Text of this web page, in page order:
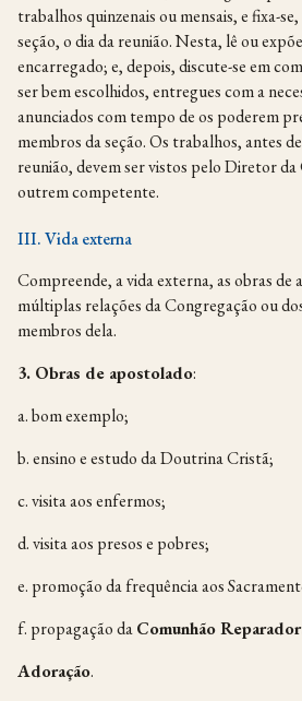
trabalhos quinzenais ou mensais, e fixa-
seção, o dia da reunião. Nesta, lê ou
encarregado; e, depois, discute-se em
ser bem escolhidos, entregues com a
anunciados com tempo de os poderem
membros da seção. Os trabalhos, antes
reunião, devem ser vistos pelo Diretor
outrem competente.
III. Vida externa
Compreende, a vida externa, as obras de
múltiplas relações da Congregação ou
membros dela.
3. Obras de apostolado:
a. bom exemplo;
b. ensino e estudo da Doutrina Cristã;
c. visita aos enfermos;
d. visita aos presos e pobres;
e. promoção da frequência aos
f. propagação daComunhão
Adoração.